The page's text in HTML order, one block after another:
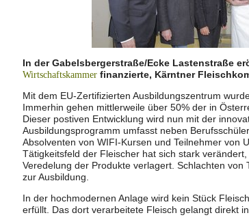
In der Gabelsbergerstraße/Ecke Lastenstraße
Wirtschaftskammerfinanzierte, Kärntner
Mit dem EU-Zertifizierten Ausbildungszentrum
Immerhin gehen mittlerweile über 50% der in
Dieser postiven Entwicklung wird nun mit der
Ausbildungsprogramm umfasst neben
Absolventen von WIFI-Kursen und Teilnehmer von
Tätigkeitsfeld der Fleischer hat sich stark
Veredelung der Produkte verlagert. Schlachten
zur Ausbildung.
In der hochmodernen Anlage wird kein Stück
erfüllt. Das dort verarbeitete Fleisch gelangt direkt